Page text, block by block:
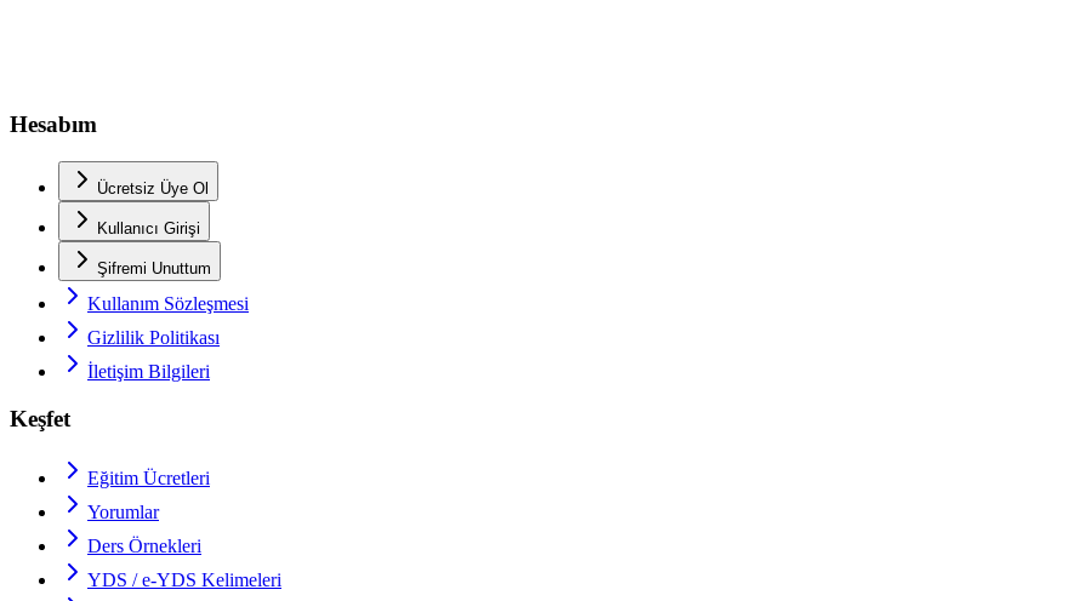
Hesabım
Ücretsiz Üye Ol
Kullanıcı Girişi
Şifremi Unuttum
Kullanım Sözleşmesi
Gizlilik Politikası
İletişim Bilgileri
Keşfet
Eğitim Ücretleri
Yorumlar
Ders Örnekleri
YDS / e-YDS Kelimeleri